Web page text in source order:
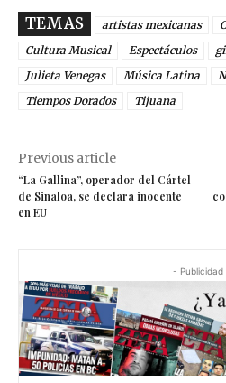
TEMAS artistas mexicanas
Cultura Musical
Espectáculos
Julieta Venegas
Música Latina
Tiempos Dorados
Tijuana
Previous article
“La Gallina”, operador del Cártel
de Sinaloa, se declara inocente
en EU
- Publicidad